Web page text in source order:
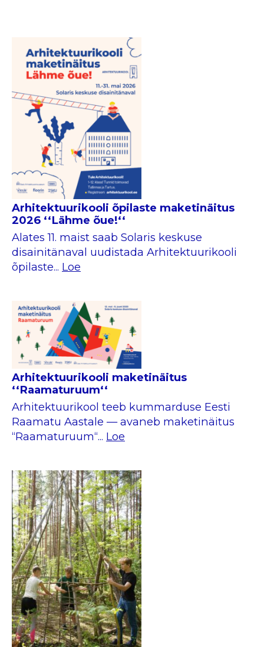
Arhitektuurikooli õpilaste maketinäitus
2026 ‘‘Lähme õue!‘‘
Alates 11. maist saab Solaris keskuse
disainitänaval uudistada Arhitektuurikooli
õpilaste... Loe
Arhitektuurikooli maketinäitus
‘‘Raamaturuum‘‘
Arhitektuurikool teeb kummarduse Eesti
Raamatu Aastale — avaneb maketinäitus
‘‘Raamaturuum‘‘... Loe